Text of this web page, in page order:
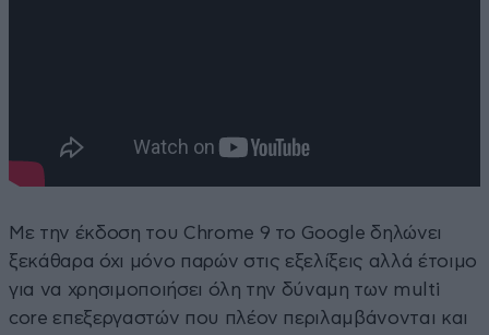
Με την έκδοση του Chrome 9 το Google δηλώνει
ξεκάθαρα όχι μόνο παρών στις εξελίξεις αλλά έτοιμο
για να χρησιμοποιήσει όλη την δύναμη των multi
core επεξεργαστών που πλέον περιλαμβάνονται και